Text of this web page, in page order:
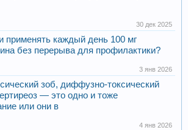
30 дек 2025
применять каждый день 100 мг
без перерыва для профилактики?
3 янв 2026
зоб, диффузно-токсический
— это одно и тоже
или они в
4 янв 2026